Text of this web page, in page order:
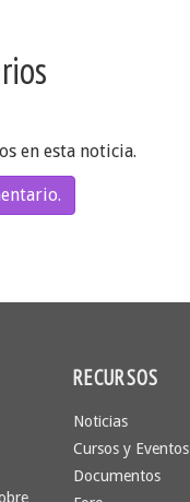
en esta noticia.
RECURSOS
Noticias
Cursos y Eventos
Documentos